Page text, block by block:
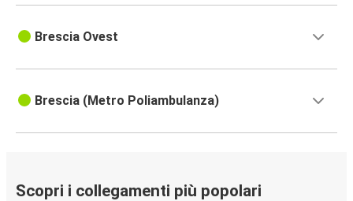
Brescia Ovest
Brescia (Metro Poliambulanza)
Scopri i collegamenti più popolari